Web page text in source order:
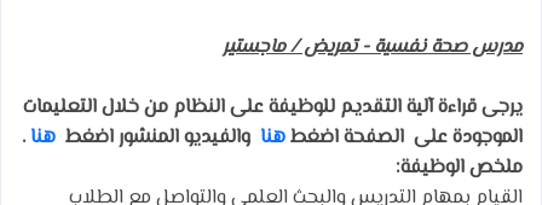
مدرس صحة نفسية - تمريض / ماجستير
يرجى قراءة آلية التقديم للوظيفة على النظام من خلال التعليمات
الموجودة على الصفحة اضغطهنا والفيديو المنشور اضغط هنا .
ملخص الوظيفة:
القيام بمهام التدريس والبحث العلمي والتواصل مع الطلاب